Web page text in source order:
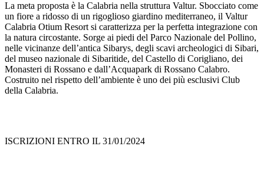
La meta proposta è la Calabria nella struttura Valtur. Sbocciato come
un fiore a ridosso di un rigoglioso giardino mediterraneo, il Valtur
Calabria Otium Resort si caratterizza per la perfetta integrazione con
la natura circostante. Sorge ai piedi del Parco Nazionale del Pollino,
nelle vicinanze dell’antica Sibarys, degli scavi archeologici di Sibari,
del museo nazionale di Sibaritide, del Castello di Corigliano, dei
Monasteri di Rossano e dall’Acquapark di Rossano Calabro.
Costruito nel rispetto dell’ambiente è uno dei più esclusivi Club
della Calabria.
ISCRIZIONI ENTRO IL 31/01/2024